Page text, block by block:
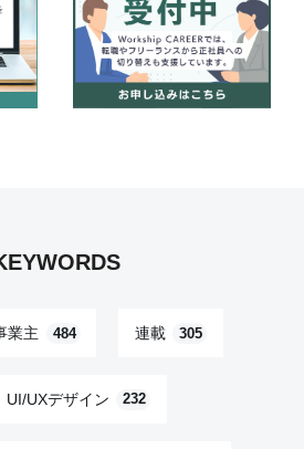
業主 484 連載 305
UI/UXデザイン 232